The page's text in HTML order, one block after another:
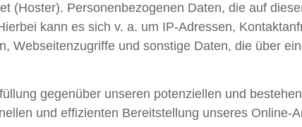
(Hoster). Personenbezogenen Daten, die auf
kann es sich v. a. um IP-Adressen,
Webseitenzugriffe und sonstige Daten, die über
gegenüber unseren potenziellen und
und effizienten Bereitstellung unseres Online-